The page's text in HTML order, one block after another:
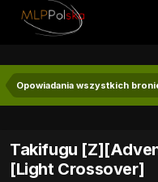
Opowiadania wszystkich
Takifugu
[Light Crossover]